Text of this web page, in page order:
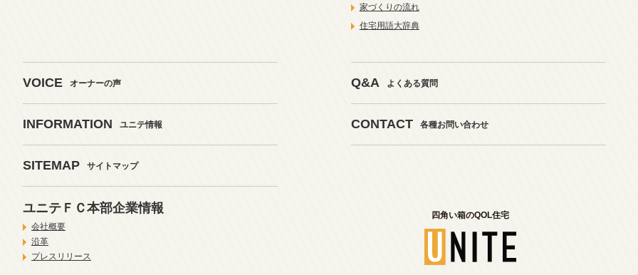
家づくりの流れ
住宅用語大辞典
VOICE オーナーの声 Q&A よくある質問
INFORMATION ユニテ情報 CONTACT 各種お問い合わせ
SITEMAP サイトマップ
ユニテＦＣ本部企業情報
会社概要
沿革
プレスリリース
四角い箱のQOL住宅